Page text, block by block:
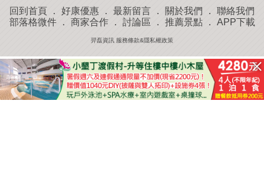
回到首頁 ． 好康優惠 ． 最新留言 ． 關於我們 ． 聯絡我們
部落格微件． 商家合作． 討論區 ． 推薦景點． APP下載
羿磊資訊 服務條款&隱私權政策